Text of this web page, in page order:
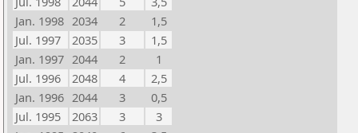
Jan. 1998 2034 2
1,5
Jul. 1997
2035 3
1,5
Jan. 1997 2044 2
1
Jul. 1996
2048 4
2,5
Jan. 1996 2044 3
0,5
Jul. 1995
2063 3
3